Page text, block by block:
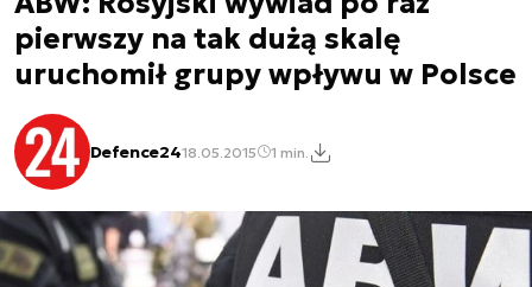
pierwszy na tak dużą skalę
uruchomił grupy wpływu w Polsce
Defence2418.05.2015 1 min.